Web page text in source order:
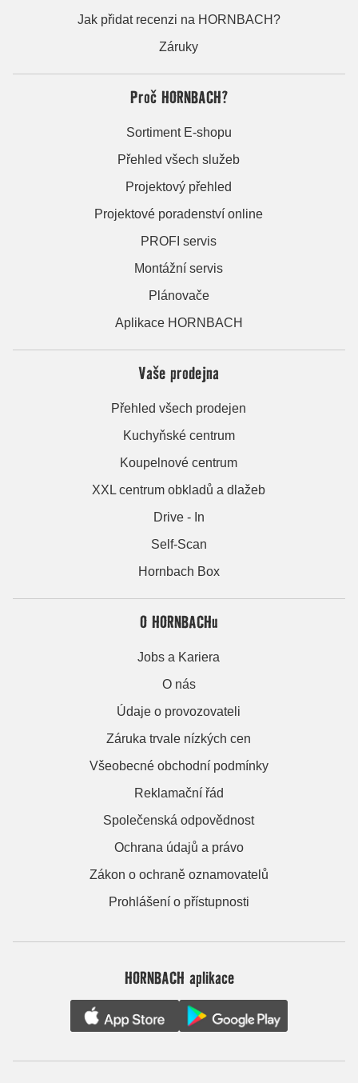
Jak přidat recenzi na HORNBACH?
Záruky
Proč HORNBACH?
Sortiment E-shopu
Přehled všech služeb
Projektový přehled
Projektové poradenství online
PROFI servis
Montážní servis
Plánovače
Aplikace HORNBACH
Vaše prodejna
Přehled všech prodejen
Kuchyňské centrum
Koupelnové centrum
XXL centrum obkladů a dlažeb
Drive - In
Self-Scan
Hornbach Box
O HORNBACHu
Jobs a Kariera
O nás
Údaje o provozovateli
Záruka trvale nízkých cen
Všeobecné obchodní podmínky
Reklamační řád
Společenská odpovědnost
Ochrana údajů a právo
Zákon o ochraně oznamovatelů
Prohlášení o přístupnosti
HORNBACH aplikace